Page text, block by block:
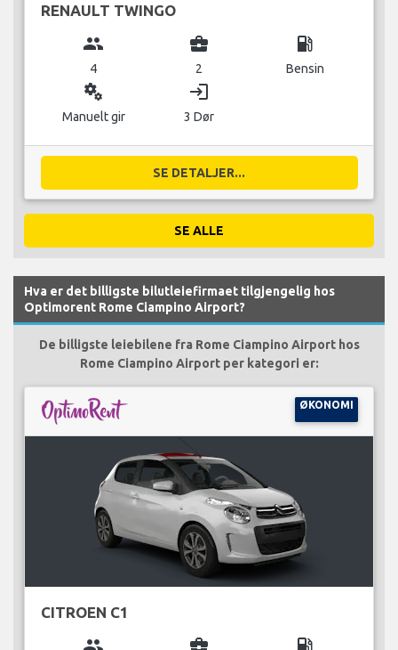
RENAULT TWINGO
group
4
business_center
2
local_gas_station
Bensin
miscellaneous_services
Manuelt gir
login
3 Dør
SE DETALJER...
SE ALLE
Hva er det billigste bilutleiefirmaet tilgjengelig hos
Optimorent Rome Ciampino Airport?
De billigste leiebilene fra Rome Ciampino Airport hos
Rome Ciampino Airport per kategori er:
ØKONOMI
CITROEN C1
group business_center local_gas_station